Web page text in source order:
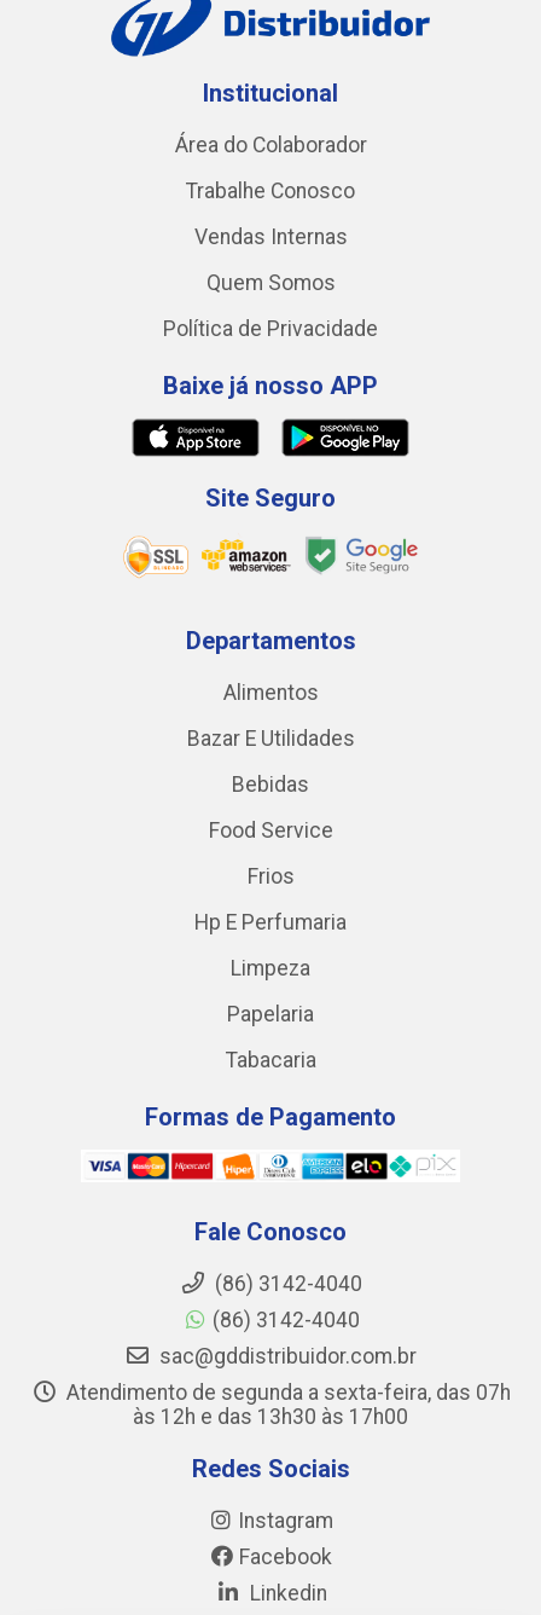
Institucional
Área do Colaborador
Trabalhe Conosco
Vendas Internas
Quem Somos
Política de Privacidade
Baixe já nosso APP
Site Seguro
Departamentos
Alimentos
Bazar E Utilidades
Bebidas
Food Service
Frios
Hp E Perfumaria
Limpeza
Papelaria
Tabacaria
Formas de Pagamento
Fale Conosco
(86) 3142-4040
(86) 3142-4040
sac@gddistribuidor.com.br
Atendimento de segunda a sexta-feira, das 07h
às 12h e das 13h30 às 17h00
Redes Sociais
Instagram
Facebook
Linkedin